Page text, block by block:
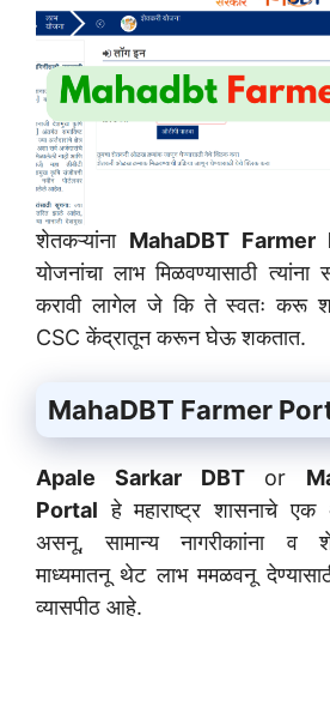
शेतकऱ्यांना MahaDBT Farmer
योजनांचा लाभ मिळवण्यासाठी त्यांना
करावी लागेल जे कि ते स्वतः करू
CSC केंद्रातून करून घेऊ शकतात.
MahaDBT Farmer
Apale Sarkar DBTor
Portal हे महाराष्ट्र शासनाचे एक
असनू, सामान्य नागरीकाांना व
माध्यमातनू थेट लाभ ममळवनू
व्यासपीठ आहे.